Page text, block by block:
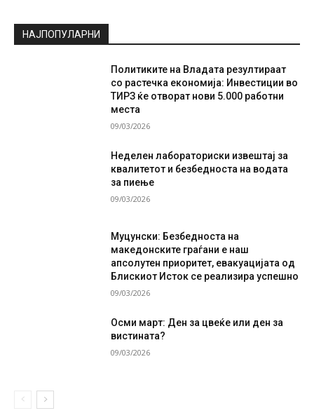
НАЈПОПУЛАРНИ
Политиките на Владата резултираат
со растечка економија: Инвестиции во
ТИРЗ ќе отворат нови 5.000 работни
места
09/03/2026
Неделен лабораториски извештај за
квалитетот и безбедноста на водата
за пиење
09/03/2026
Муцунски: Безбедноста на
македонските граѓани е наш
апсолутен приоритет, евакуацијата од
Блискиот Исток се реализира успешно
09/03/2026
Осми март: Ден за цвеќе или ден за
вистината?
09/03/2026